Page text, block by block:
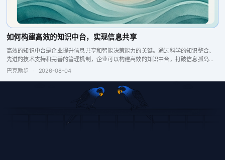
如何构建高效的知识中台，实现信息共享
高效的知识中台是企业提升信息共享和智能决策能力的关键。通过科学的知识整合、
先进的技术支持和完善的管理机制，企业可以构建高效的知识中台，打破信息孤岛，
增强企业竞争力。
巴克励步 · 2026-08-04